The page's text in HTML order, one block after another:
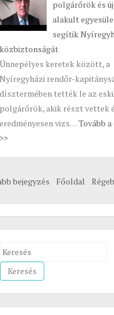
polgárőrök és
alakult
segítik
közbiztonságát
Ünnepélyes keretek között, a
Nyíregyházi rendőr-
dísztermében tették le az
polgárőrök, akik részt vettek
eredményesen vizs…Tovább
>>
bejegyzés Főoldal
S
e
a
r
c